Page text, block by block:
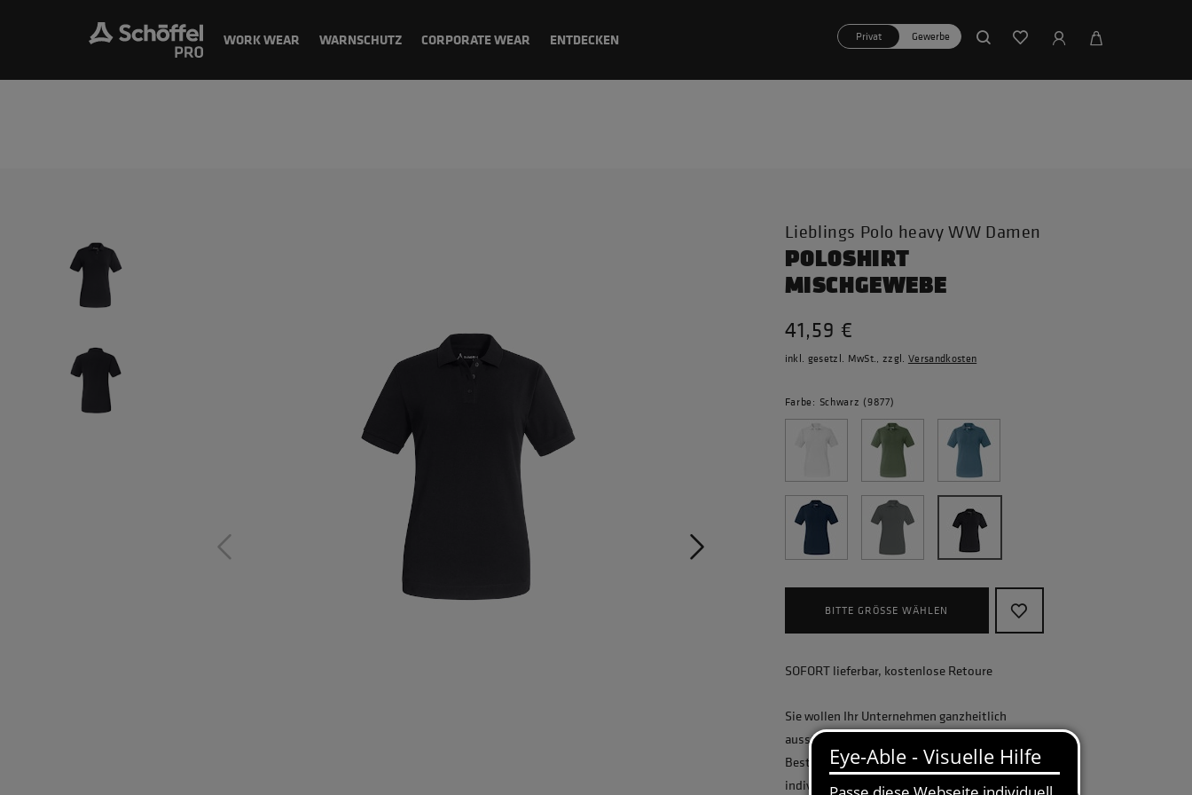
WORK WEAR WARNSCHUTZ CORPORATE WEAR ENTDECKEN Privat Gewerbe
Lieblings Polo heavy WW Damen
POLOSHIRT
MISCHGEWEBE
41,59 €
inkl. gesetzl. MwSt., zzgl. Versandkosten
Farbe: Schwarz (9877)
BITTE GRÖSSE WÄHLEN
SOFORT lieferbar, kostenlose Retoure
Sie wollen Ihr Unternehmen ganzheitlich
ausstatten und benötigen eine größere
Bestellmenge? Gerne erstellen wir Ihnen ein
individuelles Angebot.